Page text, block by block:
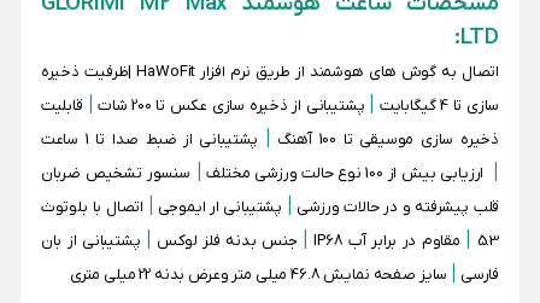
LTD:
اتصال به گوش های هوشمند از طریق نرم افزار HaWoFit |ظرفیت ذخیره
سازی تا 4 گیگابایت
| پشتیبانی از ذخیره سازی عکس تا 200 شات | قابلیت
ذخیره سازی موسیقی تا 100 آهنگ
| پشتیبانی از ضبط صدا تا 1 ساعت
| ارزیابی بیش از 100 نوع حالت ورزشی مختلف | سنسور تشخیص ضربان
قلب پیشرفته و در حالات ورزشی | پشتیبانی ار ایموجی | اتصال با بلوتوث
5.3
| مقاوم در برابر آب IP68 | جنس بدنه فلز لوکس | پشتیبانی از بان
فارسی | سایز صفحه نمایش 46.8 میلی متر وعرض بدنه 22 میلی متری